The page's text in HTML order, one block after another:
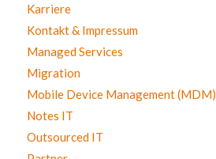
Karriere
Kontakt & Impressum
Managed Services
Migration
Mobile Device Management (MDM)
Notes IT
Outsourced IT